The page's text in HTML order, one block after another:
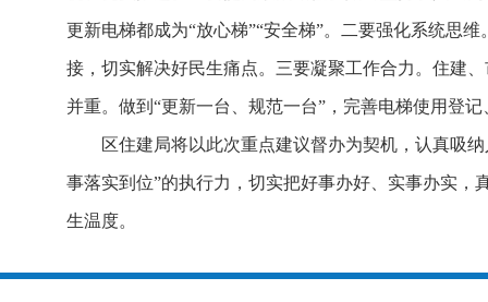
更新电梯都成为“放心梯”“安全梯”。二要强化系统思
接，切实解决好民生痛点。三要凝聚工作合力。住建
并重。做到“更新一台、规范一台”，完善电梯使用登
区住建局将以此次重点建议督办为契机，认真吸
事落实到位”的执行力，切实把好事办好、实事办实
生温度。